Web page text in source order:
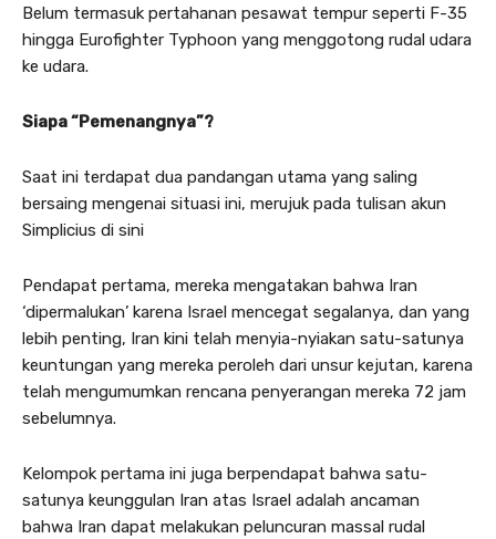
Belum termasuk pertahanan pesawat tempur seperti F-35
hingga Eurofighter Typhoon yang menggotong rudal udara
ke udara.
Siapa “Pemenangnya”?
Saat ini terdapat dua pandangan utama yang saling
bersaing mengenai situasi ini, merujuk pada tulisan akun
Simplicius di sini
Pendapat pertama, mereka mengatakan bahwa Iran
‘dipermalukan’ karena Israel mencegat segalanya, dan yang
lebih penting, Iran kini telah menyia-nyiakan satu-satunya
keuntungan yang mereka peroleh dari unsur kejutan, karena
telah mengumumkan rencana penyerangan mereka 72 jam
sebelumnya.
Kelompok pertama ini juga berpendapat bahwa satu-
satunya keunggulan Iran atas Israel adalah ancaman
bahwa Iran dapat melakukan peluncuran massal rudal